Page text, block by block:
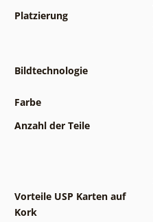
Platzierung
Bildtechnologie
Farbe
Anzahl der Teile
Vorteile USP Karten auf
Kork